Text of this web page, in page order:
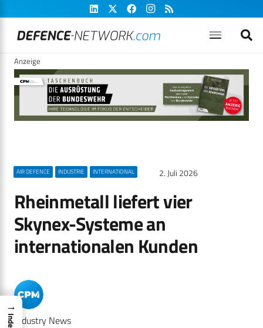
Anzeige
AIR DEFENCE INDUSTRIE INTERNATIONAL 2. Juli 2026
Rheinmetall liefert vier
Skynex-Systeme an
internationalen Kunden
Industry News
→
Index